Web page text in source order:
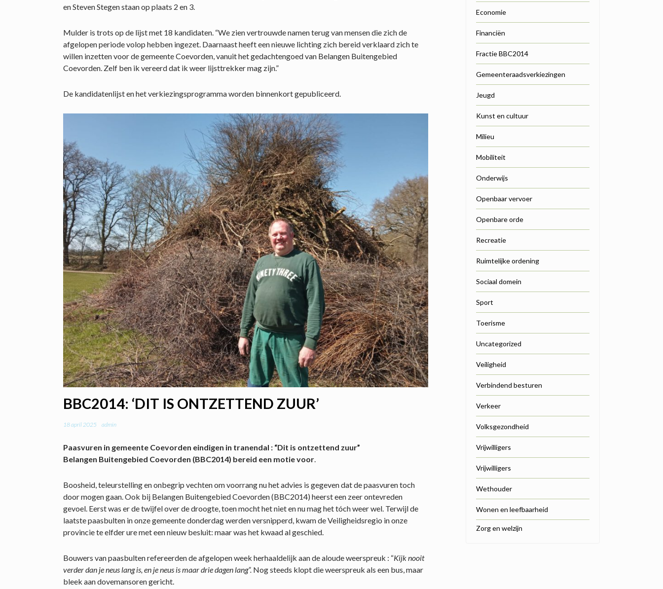
en Steven Stegen staan op plaats 2 en 3.
Mulder is trots op de lijst met 18 kandidaten. “We zien vertrouwde namen terug van mensen die zich de
afgelopen periode volop hebben ingezet. Daarnaast heeft een nieuwe lichting zich bereid verklaard zich te
willen inzetten voor de gemeente Coevorden, vanuit het gedachtengoed van Belangen Buitengebied
Coevorden. Zelf ben ik vereerd dat ik weer lijsttrekker mag zijn.”
De kandidatenlijst en het verkiezingsprogramma worden binnenkort gepubliceerd.
BBC2014: ‘DIT IS ONTZETTEND ZUUR’
18 april 2025 admin
Paasvuren in gemeente Coevorden eindigen in tranendal : “Dit is ontzettend zuur”
Belangen Buitengebied Coevorden (BBC2014) bereid een motie voor.
Boosheid, teleurstelling en onbegrip vechten om voorrang nu het advies is gegeven dat de paasvuren toch
door mogen gaan. Ook bij Belangen Buitengebied Coevorden (BBC2014) heerst een zeer ontevreden
gevoel. Eerst was er de twijfel over de droogte, toen mocht het niet en nu mag het tóch weer wel. Terwijl de
laatste paasbulten in onze gemeente donderdag werden versnipperd, kwam de Veiligheidsregio in onze
provincie te elfder ure met een nieuw besluit: maar was het kwaad al geschied.
Bouwers van paasbulten refereerden de afgelopen week herhaaldelijk aan de aloude weerspreuk : “Kijk nooit
verder dan je neus lang is, en je neus is maar drie dagen lang”. Nog steeds klopt die weerspreuk als een bus, maar
bleek aan dovemansoren gericht.
Economie
Financiën
Fractie BBC2014
Gemeenteraadsverkiezingen
Jeugd
Kunst en cultuur
Milieu
Mobiliteit
Onderwijs
Openbaar vervoer
Openbare orde
Recreatie
Ruimtelijke ordening
Sociaal domein
Sport
Toerisme
Uncategorized
Veiligheid
Verbindend besturen
Verkeer
Volksgezondheid
Vrijwilligers
Vrijwilligers
Wethouder
Wonen en leefbaarheid
Zorg en welzijn